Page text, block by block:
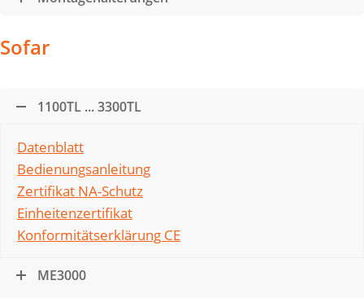
Sofar
1100TL ... 3300TL
Datenblatt
Bedienungsanleitung
Zertifikat NA-Schutz
Einheitenzertifikat
Konformitätserklärung CE
ME3000